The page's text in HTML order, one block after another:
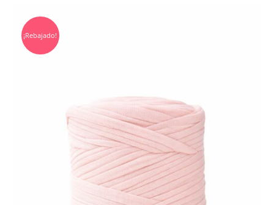
¡Rebajado!